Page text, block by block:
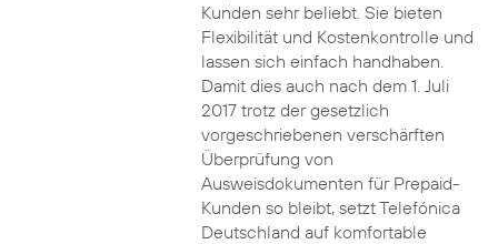
Kunden sehr beliebt. Sie bieten
Flexibilität und Kostenkontrolle und
lassen sich einfach handhaben.
Damit dies auch nach dem 1. Juli
2017 trotz der gesetzlich
vorgeschriebenen verschärften
Überprüfung von
Ausweisdokumenten für Prepaid-
Kunden so bleibt, setzt Telefónica
Deutschland auf komfortable